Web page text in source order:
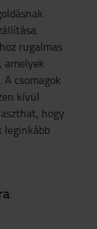
rugalmas
amelyek
csomagok
kívül
hogy
leginkább